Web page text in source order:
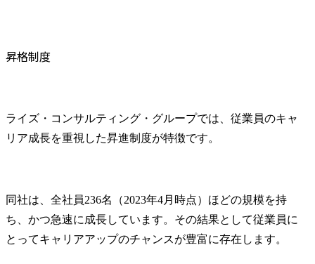
昇格制度
ライズ・コンサルティング・グループでは、従業員のキャ
リア成長を重視した昇進制度が特徴です。
同社は、全社員236名（2023年4月時点）ほどの規模を持
ち、かつ急速に成長しています。その結果として従業員に
とってキャリアアップのチャンスが豊富に存在します。